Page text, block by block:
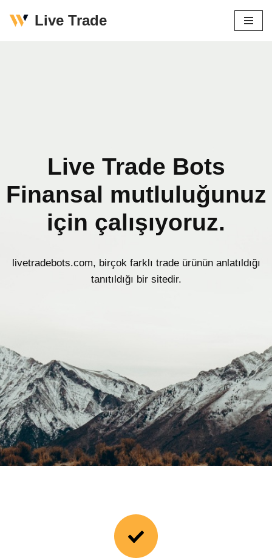
Live Trade
Live Trade Bots
Finansal mutluluğunuz
için çalışıyoruz.
livetradebots.com, birçok farklı trade ürünün anlatıldığı
tanıtıldığı bir sitedir.